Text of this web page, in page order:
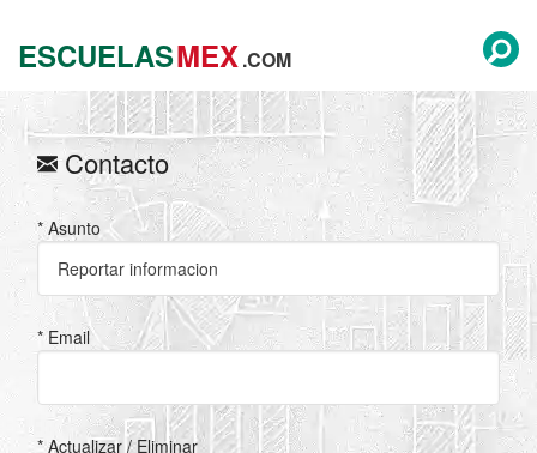
ESCUELASMEX.COM
Contacto
* Asunto
* Email
* Actualizar / Eliminar